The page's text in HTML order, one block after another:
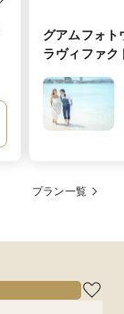
グアムフォト
ラヴィファク
プラン一覧